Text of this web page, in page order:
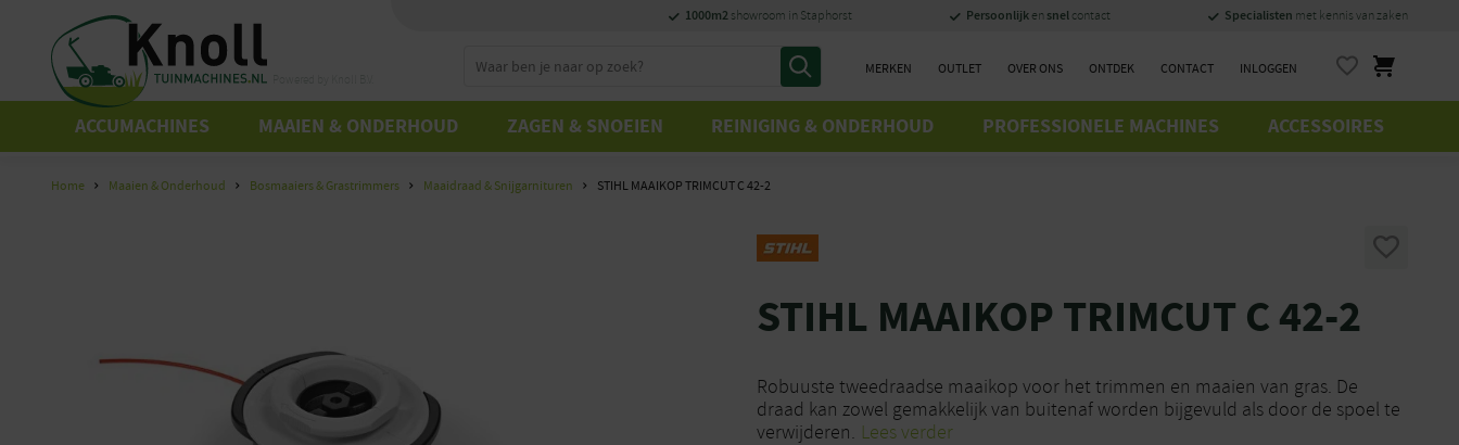
1000m2 showroom in Staphorst Persoonlijk en snel contact Specialisten met kennis van zaken
MERKEN OUTLET OVER ONS ONTDEK CONTACT INLOGGEN
ACCUMACHINES MAAIEN & ONDERHOUD ZAGEN & SNOEIEN REINIGING & ONDERHOUD PROFESSIONELE MACHINES ACCESSOIRES
Home Maaien & Onderhoud Bosmaaiers & Grastrimmers Maaidraad & Snijgarnituren STIHL MAAIKOP TRIMCUT C 42-2
STIHL MAAIKOP TRIMCUT C 42-2
Robuuste tweedraadse maaikop voor het trimmen en maaien van gras. De
draad kan zowel gemakkelijk van buitenaf worden bijgevuld als door de spoel te
verwijderen. Lees verder